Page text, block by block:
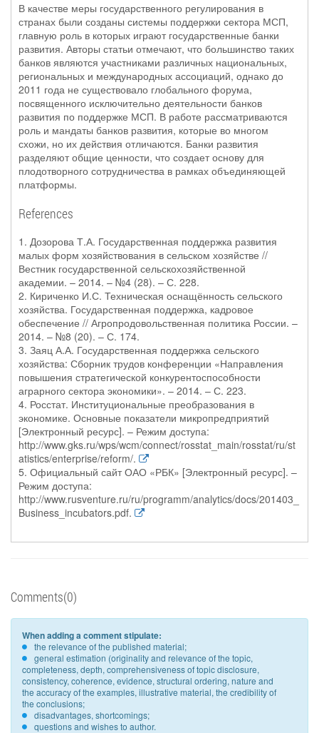
В качестве меры государственного регулирования в
странах были созданы системы поддержки сектора МСП,
главную роль в которых играют государственные банки
развития. Авторы статьи отмечают, что большинство таких
банков являются участниками различных национальных,
региональных и международных ассоциаций, однако до
2011 года не существовало глобального форума,
посвященного исключительно деятельности банков
развития по поддержке МСП. В работе рассматриваются
роль и мандаты банков развития, которые во многом
схожи, но их действия отличаются. Банки развития
разделяют общие ценности, что создает основу для
плодотворного сотрудничества в рамках объединяющей
платформы.
References
1. Дозорова Т.А. Государственная поддержка развития
малых форм хозяйствования в сельском хозяйстве //
Вестник государственной сельскохозяйственной
академии. – 2014. – №4 (28). – С. 228.
2. Кириченко И.С. Техническая оснащённость сельского
хозяйства. Государственная поддержка, кадровое
обеспечение // Агропродовольственная политика России. –
2014. – №8 (20). – С. 174.
3. Заяц А.А. Государственная поддержка сельского
хозяйства: Сборник трудов конференции «Направления
повышения стратегической конкурентоспособности
аграрного сектора экономики». – 2014. – С. 223.
4. Росстат. Институциональные преобразования в
экономике. Основные показатели микропредприятий
[Электронный ресурс]. – Режим доступа:
http://www.gks.ru/wps/wcm/connect/rosstat_main/rosstat/ru/st
atistics/enterprise/reform/.
5. Официальный сайт ОАО «РБК» [Электронный ресурс]. –
Режим доступа:
http://www.rusventure.ru/ru/programm/analytics/docs/201403_
Business_incubators.pdf.
Comments(0)
When adding a comment stipulate:
the relevance of the published material;
general estimation (originality and relevance of the topic,
completeness, depth, comprehensiveness of topic disclosure,
consistency, coherence, evidence, structural ordering, nature and
the accuracy of the examples, illustrative material, the credibility of
the conclusions;
disadvantages, shortcomings;
questions and wishes to author.